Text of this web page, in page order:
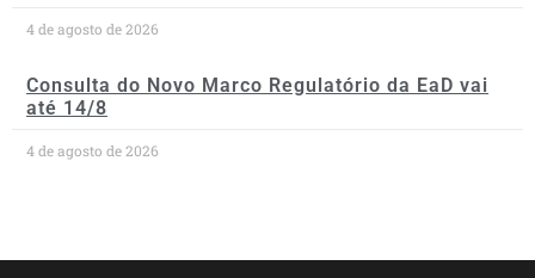
4 de agosto de 2026
Consulta do Novo Marco Regulatório da EaD vai
até 14/8
4 de agosto de 2026